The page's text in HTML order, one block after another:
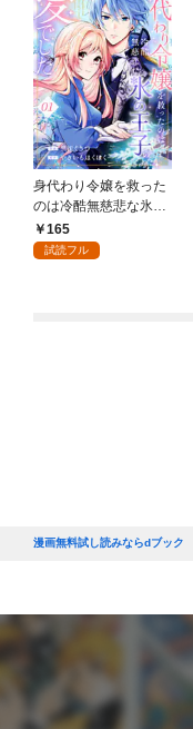
身代わり令嬢を救った
のは冷酷無慈悲な氷の
王子の愛でした１
165
試読フル
漫画無料試し読みならdブック